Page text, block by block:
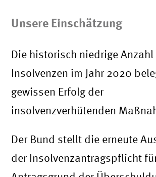
Unsere Einschätzung
Die historisch niedrige Anzahl
Insolvenzen im Jahr 2020
gewissen Erfolg der
insolvenzverhütenden
Der Bund stellt die erneute
der Insolvenzantragspflicht